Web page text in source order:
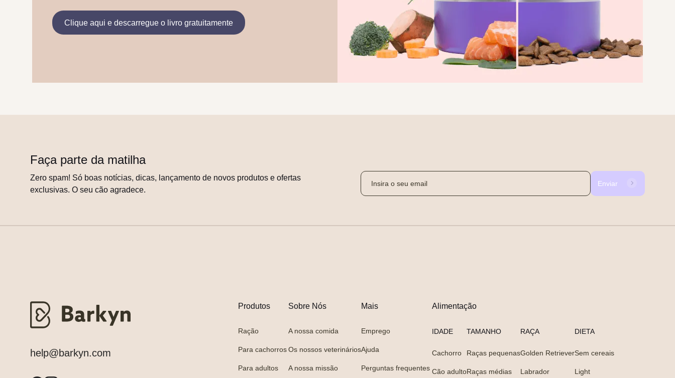
Clique aqui e descarregue o livro gratuitamente
Faça parte da matilha
Zero spam! Só boas notícias, dicas, lançamento de novos produtos e ofertas
exclusivas. O seu cão agradece.
Enviar
help@barkyn.com
Produtos
Ração
Para cachorros
Para adultos
Sobre Nós
A nossa comida
Os nossos veterinários
A nossa missão
Mais
Emprego
Ajuda
Perguntas frequentes
Alimentação
IDADE
Cachorro
Cão adulto
TAMANHO
Raças pequenas
Raças médias
RAÇA
Golden Retriever
Labrador
DIETA
Sem cereais
Light